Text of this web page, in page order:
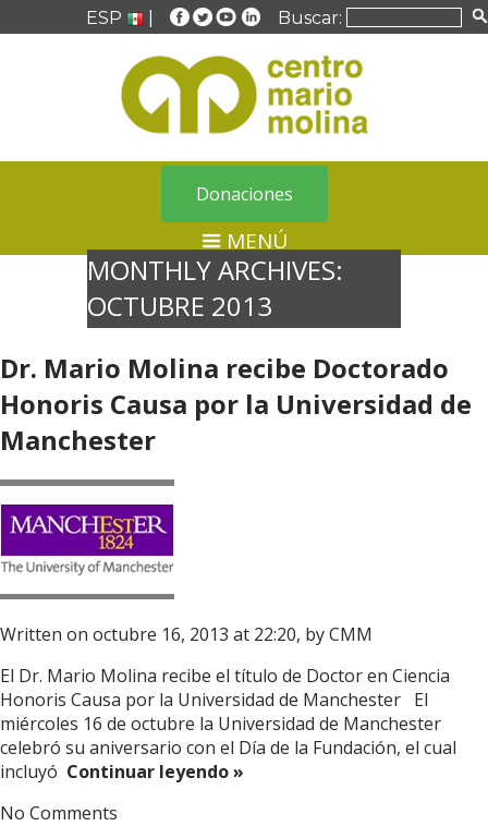
ESP Buscar:
Donaciones
MENÚ
MONTHLY ARCHIVES:
OCTUBRE 2013
Dr. Mario Molina recibe Doctorado
Honoris Causa por la Universidad de
Manchester
Written on octubre 16, 2013 at 22:20, byCMM
El Dr. Mario Molina recibe el título de Doctor en Ciencia
Honoris Causa por la Universidad de Manchester El
miércoles 16 de octubre la Universidad de Manchester
celebró su aniversario con el Día de la Fundación, el cual
incluyó Continuar leyendo »
No Comments